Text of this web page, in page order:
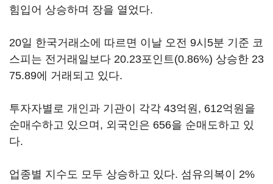
힘입어 상승하며 장을 열었다.
20일 한국거래소에 따르면 이날 오전 9시5분 기준 코
스피는 전거래일보다 20.23포인트(0.86%) 상승한 23
75.89에 거래되고 있다.
투자자별로 개인과 기관이 각각 43억원, 612억원을
순매수하고 있으며, 외국인은 656을 순매도하고 있
다.
업종별 지수도 모두 상승하고 있다. 섬유의복이 2%